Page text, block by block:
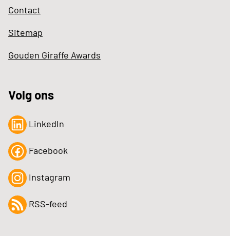
Contact
Sitemap
Gouden Giraffe Awards
Volg ons
LinkedIn
Facebook
Instagram
RSS-feed